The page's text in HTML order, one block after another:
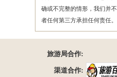
确或不完整的情形，我们并
者任何第三方承担任何责任。
旅游局合作:
渠道合作: